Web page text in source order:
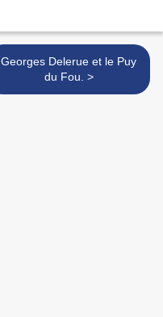
Georges Delerue et le Puy
du Fou. >